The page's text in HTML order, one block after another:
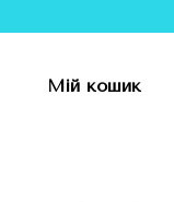
Мій кошик